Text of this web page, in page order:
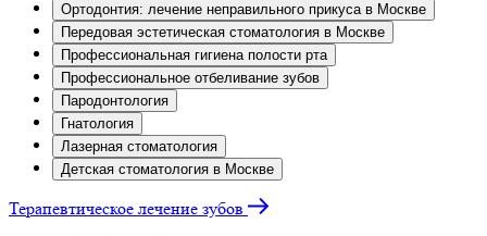
Ортодонтия: лечение неправильного прикуса в Москве
Передовая эстетическая стоматология в Москве
Профессиональная гигиена полости рта
Профессиональное отбеливание зубов
Пародонтология
Гнатология
Лазерная стоматология
Детская стоматология в Москве
Терапевтическое лечение зубов